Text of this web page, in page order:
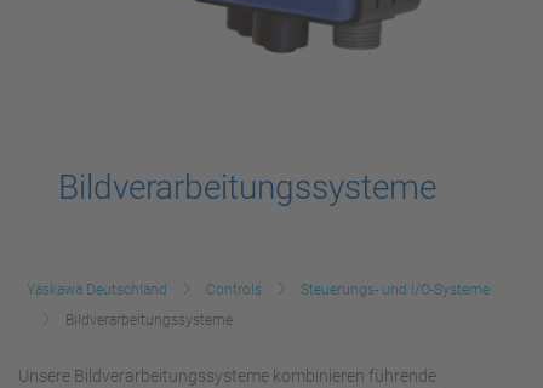
Bildverarbeitungssysteme
Yaskawa Deutschland Controls
Steuerungs- und I/O-Systeme
Bildverarbeitungssysteme
Unsere Bildverarbeitungssysteme kombinieren führende